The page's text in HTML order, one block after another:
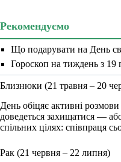
Рекомендуємо
Що подарувати на День
Гороскоп на тиждень з 19
Близнюки (21 травня – 20
День обіцяє активні
доведеться захищатися —
спільних цілях: співпраця
Рак (21 червня – 22 липня)